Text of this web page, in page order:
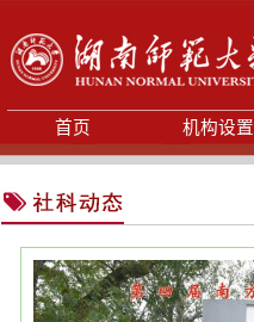
首页 机构设置